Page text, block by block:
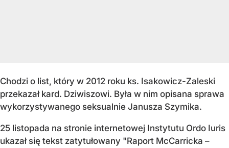
Chodzi o list, który w 2012 roku ks. Isakowicz-Zaleski
przekazał kard. Dziwiszowi. Była w nim opisana sprawa
wykorzystywanego seksualnie Janusza Szymika.
25 listopada na stronie internetowej Instytutu Ordo Iuris
ukazał się tekst zatytułowany "Raport McCarricka –